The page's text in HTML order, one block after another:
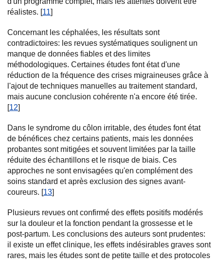
réalistes. [11]
Concernant les céphalées, les résultats sont
contradictoires: les revues systématiques soulignent un
manque de données fiables et des limites
méthodologiques. Certaines études font état d'une
réduction de la fréquence des crises migraineuses grâce à
l'ajout de techniques manuelles au traitement standard,
mais aucune conclusion cohérente n'a encore été tirée.
[12]
Dans le syndrome du côlon irritable, des études font état
de bénéfices chez certains patients, mais les données
probantes sont mitigées et souvent limitées par la taille
réduite des échantillons et le risque de biais. Ces
approches ne sont envisagées qu'en complément des
soins standard et après exclusion des signes avant-
coureurs. [13]
Plusieurs revues ont confirmé des effets positifs modérés
sur la douleur et la fonction pendant la grossesse et le
post-partum. Les conclusions des auteurs sont prudentes:
il existe un effet clinique, les effets indésirables graves sont
rares, mais les études sont de petite taille et des protocoles